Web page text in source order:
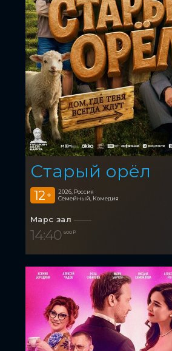
Старый орёл
12 +
2026, Россия
Семейный, Комедия
Марс зал
14:40 600 ₽